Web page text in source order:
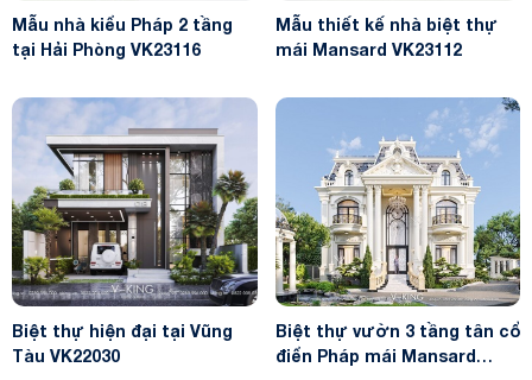
Mẫu nhà kiểu Pháp 2 tầng
tại Hải Phòng VK23116
Mẫu thiết kế nhà biệt thự
mái Mansard VK23112
Biệt thự hiện đại tại Vũng
Tàu VK22030
Biệt thự vườn 3 tầng tân cổ
điển Pháp mái Mansard